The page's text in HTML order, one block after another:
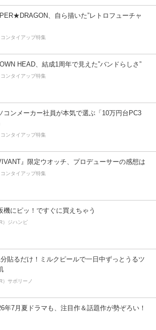
、自ら描いた”レトロフューチャ
コンタイアップ特集
HEAD、結成1周年で見えた”バンドらしさ”
コンタイアップ特集
コンメーカー社員が本気で選ぶ「10万円台PC3
コンタイアップ特集
』限定ウオッチ、プロデューサーの感想は
コンタイアップ特集
機にピッ！ですぐに買えちゃう
）ジハンピ
貼るだけ！ミルクピールで一日中ずっとうるツ
）サボリーノ
年7月夏ドラマも、注目作＆話題作が勢ぞろい！